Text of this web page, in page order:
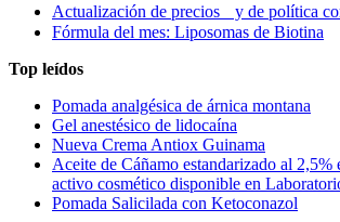
Actualización de precios y de política
Fórmula del mes: Liposomas de Biotina
Top leídos
Pomada analgésica de árnica montana
Gel anestésico de lidocaína
Nueva Crema Antiox Guinama
Aceite de Cáñamo estandarizado al
activo cosmético disponible en
Pomada Salicilada con Ketoconazol